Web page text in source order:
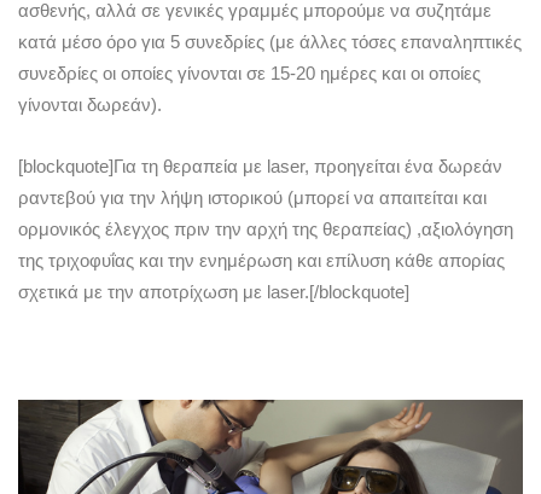
ασθενής, αλλά σε γενικές γραμμές μπορούμε να συζητάμε
κατά μέσο όρο για 5 συνεδρίες (με άλλες τόσες επαναληπτικές
συνεδρίες οι οποίες γίνονται σε 15-20 ημέρες και οι οποίες
γίνονται δωρεάν).
[blockquote]Για τη θεραπεία με laser, προηγείται ένα δωρεάν
ραντεβού για την λήψη ιστορικού (μπορεί να απαιτείται και
ορμονικός έλεγχος πριν την αρχή της θεραπείας) ,αξιολόγηση
της τριχοφυΐας και την ενημέρωση και επίλυση κάθε απορίας
σχετικά με την αποτρίχωση με laser.[/blockquote]